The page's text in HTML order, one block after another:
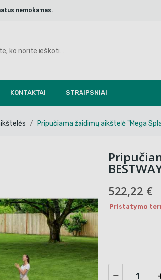
nemokamas.
KONTAKTAI STRAIPSNIAI
Pripučiama žaidimų aikštelė "Mega
522,22 €
Pristatymo